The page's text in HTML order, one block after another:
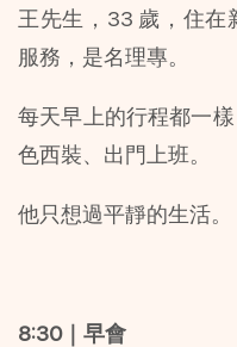
王先生，33 歲，住在
服務，是名理專。
每天早上的行程都一
色西裝、出門上班。
他只想過平靜的生活。
8:30｜早會